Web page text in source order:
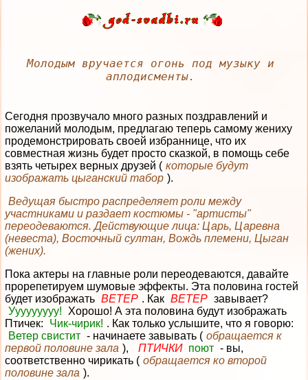
Молодым вручается огонь под музыку и
аплодисменты.
Сегодня прозвучало много разных поздравлений и
пожеланий молодым, предлагаю теперь самому жениху
продемонстрировать своей избраннице, что их
совместная жизнь будет просто сказкой, в помощь себе
взять четырех верных друзей ( которые будут
изображать цыганский табор ).
Ведущая быстро распределяет роли между
участниками и раздает костюмы - "артисты"
переодеваются. Действующие лица: Царь, Царевна
(невеста), Восточный султан, Вождь племени, Цыган
(жених).
Пока актеры на главные роли переодеваются, давайте
прорепетируем шумовые эффекты. Эта половина гостей
будет изображать ВЕТЕР . Как ВЕТЕР завывает?
Ууууууууу!
Хорошо! А эта половина будут изображать
Птичек:
Чик-чирик! . Как только услышите, что я говорю:
Ветер свистит - начинаете завывать ( обращается к
первой половине зала ), ПТИЧКИ поют - вы,
соответственно чирикать ( обращается ко второй
половине зала ).